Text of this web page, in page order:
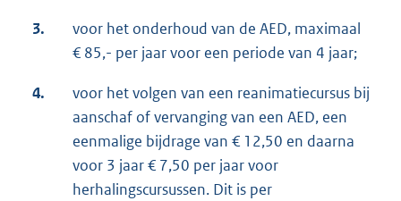
3.
voor het onderhoud van de AED, maximaal
€ 85,- per jaar voor een periode van 4 jaar;
4.
voor het volgen van een reanimatiecursus bij
aanschaf of vervanging van een AED, een
eenmalige bijdrage van € 12,50 en daarna
voor 3 jaar € 7,50 per jaar voor
herhalingscursussen. Dit is per